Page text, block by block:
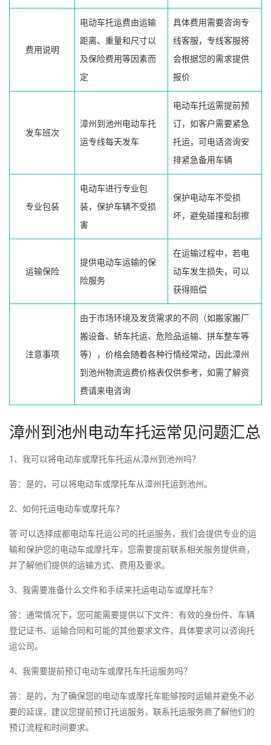
费用说明
电动车托运费由运输
距离、重量和尺寸以
及保险费用等因素而
定
具体费用需要咨询专
线客服，专线客服将
会根据您的需求提供
报价
发车班次
漳州到池州电动车托
运专线每天发车
电动车托运需提前预
订，如客户需要紧急
托运，可电话咨询安
排紧急备用车辆
专业包装
电动车进行专业包
装，保护车辆不受损
害
保护电动车不受损
坏，避免碰撞和刮擦
运输保险
提供电动车运输的保
险服务
在运输过程中，若电
动车发生损失，可以
获得赔偿
注意事项
由于市场环境及发货需求的不同（如搬家搬厂
搬设备、轿车托运、危险品运输、拼车整车等
等），价格会随着各种行情经常动，因此漳州
到池州物流运费价格表仅供参考，如需了解资
费请来电咨询
漳州到池州电动车托运常见问题汇总
1、我可以将电动车或摩托车托运从漳州到池州吗？
答：是的，可以将电动车或摩托车从漳州托运到池州。
2、如何托运电动车或摩托车？
答:可以选择成都电动车托运公司的托运服务，我们会提供专业的运
输和保护您的电动车或摩托车，您需要提前联系相关服务提供商，
并了解他们提供的运输方式、费用及要求。
3、我需要准备什么文件和手续来托运电动车或摩托车？
答：通常情况下，您可能需要提供以下文件：有效的身份件、车辆
登记证书、运输合同和可能的其他要求文件，具体要求可以咨询托
运公司。
4、我需要提前预订电动车或摩托车托运服务吗？
答：是的，为了确保您的电动车或摩托车能够按时运输并避免不必
要的延误，建议您提前预订托运服务，联系托运服务商了解他们的
预订流程和时间要求。